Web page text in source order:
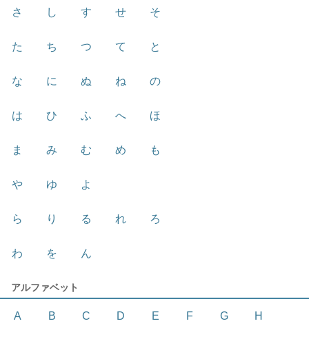
さ し す せ そ
た ち つ て と
な に ぬ ね の
は ひ ふ へ ほ
ま み む め も
や ゆ よ
ら り る れ ろ
わ を ん
アルファベット
A B C D E F G H